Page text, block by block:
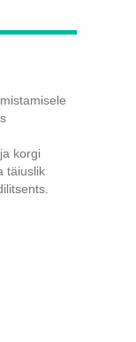
korgi
täiuslik